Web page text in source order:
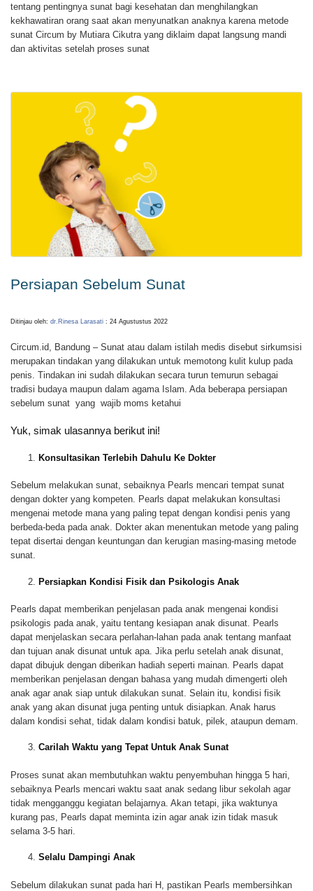
tentang pentingnya sunat bagi kesehatan dan menghilangkan
kekhawatiran orang saat akan menyunatkan anaknya karena metode
sunat Circum by Mutiara Cikutra yang diklaim dapat langsung mandi
dan aktivitas setelah proses sunat
Persiapan Sebelum Sunat
Ditinjau oleh: dr.Rinesa Larasati : 24 Agustustus 2022
Circum.id, Bandung – Sunat atau dalam istilah medis disebut sirkumsisi
merupakan tindakan yang dilakukan untuk memotong kulit kulup pada
penis. Tindakan ini sudah dilakukan secara turun temurun sebagai
tradisi budaya maupun dalam agama Islam. Ada beberapa persiapan
sebelum sunat yang wajib moms ketahui
Yuk, simak ulasannya berikut ini!
Konsultasikan Terlebih Dahulu Ke Dokter
Sebelum melakukan sunat, sebaiknya Pearls mencari tempat sunat
dengan dokter yang kompeten. Pearls dapat melakukan konsultasi
mengenai metode mana yang paling tepat dengan kondisi penis yang
berbeda-beda pada anak. Dokter akan menentukan metode yang paling
tepat disertai dengan keuntungan dan kerugian masing-masing metode
sunat.
Persiapkan Kondisi Fisik dan Psikologis Anak
Pearls dapat memberikan penjelasan pada anak mengenai kondisi
psikologis pada anak, yaitu tentang kesiapan anak disunat. Pearls
dapat menjelaskan secara perlahan-lahan pada anak tentang manfaat
dan tujuan anak disunat untuk apa. Jika perlu setelah anak disunat,
dapat dibujuk dengan diberikan hadiah seperti mainan. Pearls dapat
memberikan penjelasan dengan bahasa yang mudah dimengerti oleh
anak agar anak siap untuk dilakukan sunat. Selain itu, kondisi fisik
anak yang akan disunat juga penting untuk disiapkan. Anak harus
dalam kondisi sehat, tidak dalam kondisi batuk, pilek, ataupun demam.
Carilah Waktu yang Tepat Untuk Anak Sunat
Proses sunat akan membutuhkan waktu penyembuhan hingga 5 hari,
sebaiknya Pearls mencari waktu saat anak sedang libur sekolah agar
tidak mengganggu kegiatan belajarnya. Akan tetapi, jika waktunya
kurang pas, Pearls dapat meminta izin agar anak izin tidak masuk
selama 3-5 hari.
Selalu Dampingi Anak
Sebelum dilakukan sunat pada hari H, pastikan Pearls membersihkan